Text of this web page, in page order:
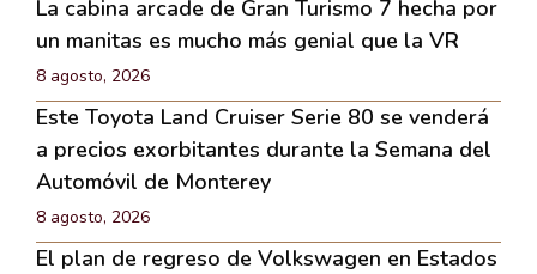
La cabina arcade de Gran Turismo 7 hecha por
un manitas es mucho más genial que la VR
8 agosto, 2026
Este Toyota Land Cruiser Serie 80 se venderá
a precios exorbitantes durante la Semana del
Automóvil de Monterey
8 agosto, 2026
El plan de regreso de Volkswagen en Estados